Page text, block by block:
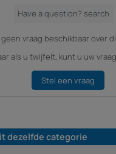
geen vraag beschikbaar over
als u twijfelt, kunt u uw
Stel een vraag
dezelfde categorie